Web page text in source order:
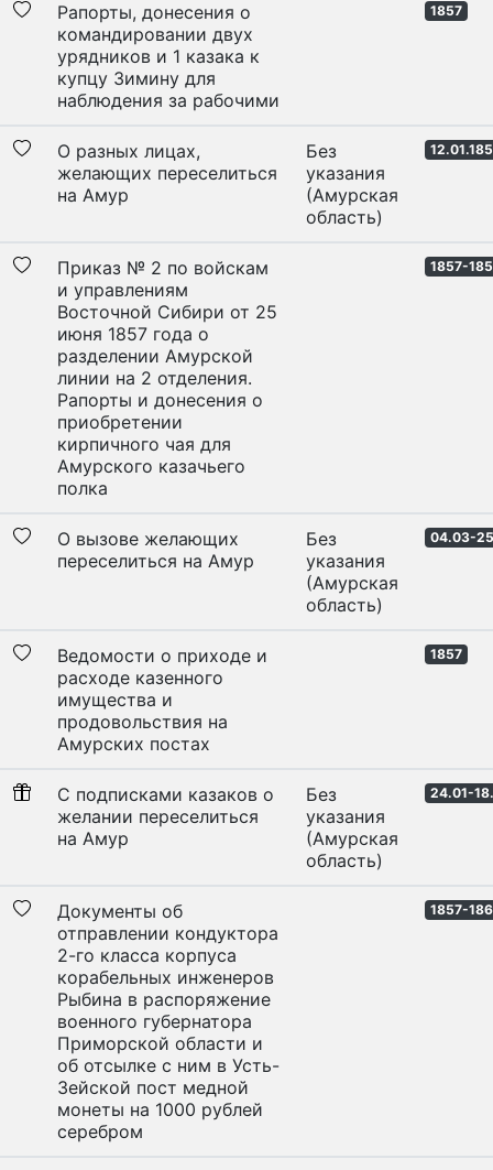
Рапорты, донесения о
командировании двух
урядников и 1 казака к
купцу Зимину для
наблюдения за рабочими
1857
О разных лицах,
желающих переселиться
на Амур
Без
указания
(Амурская
область)
Приказ № 2 по войскам
и управлениям
Восточной Сибири от 25
июня 1857 года о
разделении Амурской
линии на 2 отделения.
Рапорты и донесения о
приобретении
кирпичного чая для
Амурского казачьего
полка
1857-
О вызове желающих
переселиться на Амур
Без
указания
(Амурская
область)
04.03-
Ведомости о приходе и
расходе казенного
имущества и
продовольствия на
Амурских постах
1857
С подписками казаков о
желании переселиться
на Амур
Без
указания
(Амурская
область)
24.01-
Документы об
отправлении кондуктора
2-го класса корпуса
корабельных инженеров
Рыбина в распоряжение
военного губернатора
Приморской области и
об отсылке с ним в Усть-
Зейской пост медной
монеты на 1000 рублей
серебром
1857-